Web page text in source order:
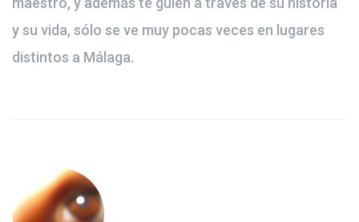
y su vida, sólo se ve muy pocas veces en lugares
distintos a Málaga.